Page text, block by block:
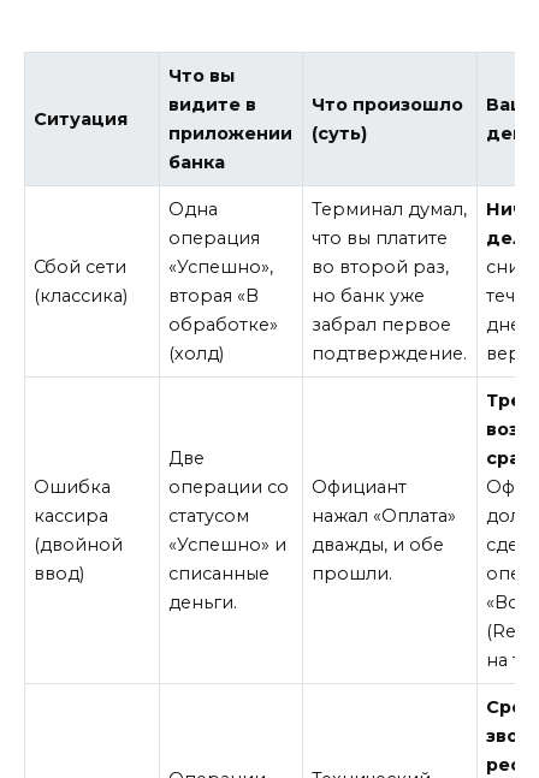
Ситуация
Что вы
видите в
приложении
банка
Что произошло
(суть)
Ваши
Сбой сети
(классика)
Одна
операция
«Успешно»,
вторая «В
обработке»
(холд)
Терминал думал,
что вы платите
во второй раз,
но банк уже
забрал первое
подтверждение.
Ошибка
кассира
(двойной
ввод)
Две
операции со
статусом
«Успешно» и
списанные
деньги.
Официант
нажал «Оплата»
дважды, и обе
прошли.
на